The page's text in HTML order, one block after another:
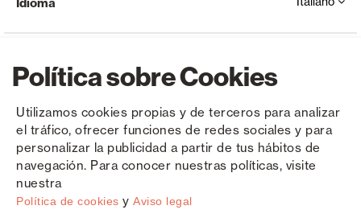
Política sobre Cookies
Utilizamos cookies propias y de terceros para analizar
el tráfico, ofrecer funciones de redes sociales y para
personalizar la publicidad a partir de tus hábitos de
navegación. Para conocer nuestras políticas, visite
nuestra
Política de cookies y Aviso legal
Copyright © Saxun 2023 - 2026 politica sulla riservatezza Avviso legale Cookies